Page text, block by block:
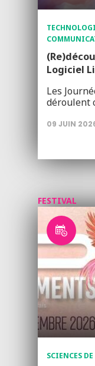
Logiciel
Les
déroulent
09 JUIN
FESTIVAL
SCIENCES